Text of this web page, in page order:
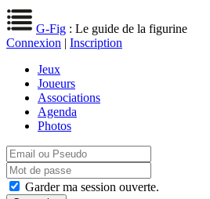
G-Fig : Le guide de la figurine
Connexion | Inscription
Jeux
Joueurs
Associations
Agenda
Photos
Garder ma session ouverte.